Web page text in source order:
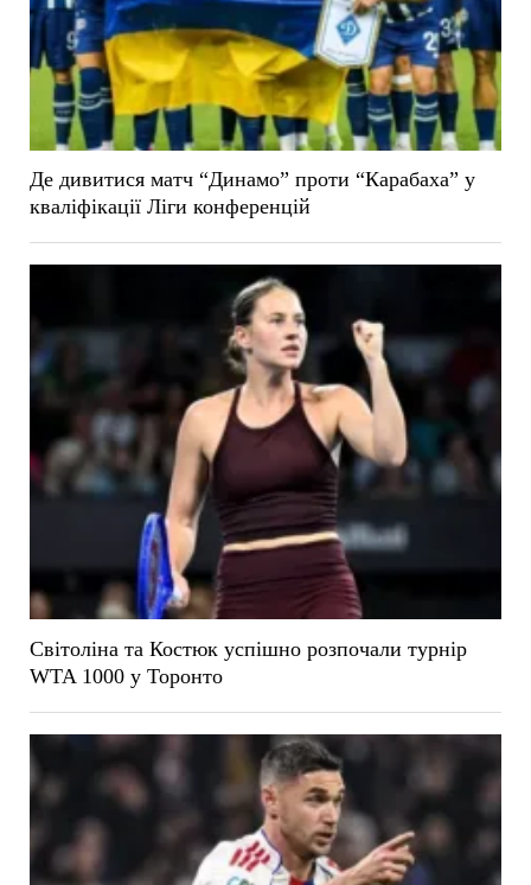
Де дивитися матч “Динамо” проти “Карабаха” у
кваліфікації Ліги конференцій
Світоліна та Костюк успішно розпочали турнір
WTA 1000 у Торонто